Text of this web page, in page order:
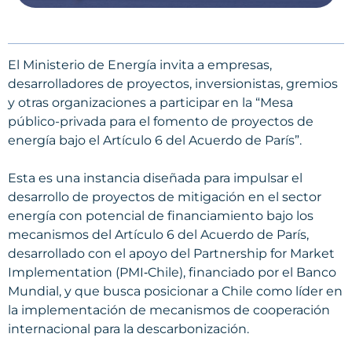
El Ministerio de Energía invita a empresas,
desarrolladores de proyectos, inversionistas, gremios
y otras organizaciones a participar en la “Mesa
público-privada para el fomento de proyectos de
energía bajo el Artículo 6 del Acuerdo de París”.
Esta es una instancia diseñada para impulsar el
desarrollo de proyectos de mitigación en el sector
energía con potencial de financiamiento bajo los
mecanismos del Artículo 6 del Acuerdo de París,
desarrollado con el apoyo del Partnership for Market
Implementation (PMI‑Chile), financiado por el Banco
Mundial, y que busca posicionar a Chile como líder en
la implementación de mecanismos de cooperación
internacional para la descarbonización.